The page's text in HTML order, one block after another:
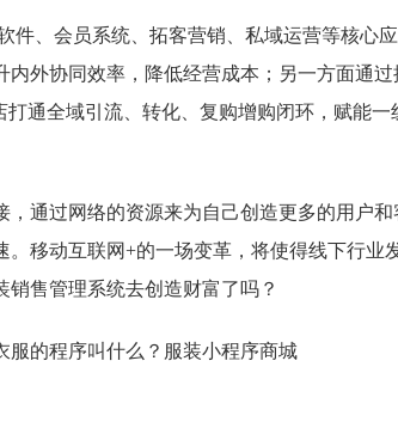
件、会员系统、拓客营销、私域运营等核心
外协同效率，降低经营成本；另一方面通
通全域引流、转化、复购增购闭环，赋能
通过网络的资源来为自己创造更多的用户
移动互联网+的一场变革，将使得线下行业
销售管理系统去创造财富了吗？